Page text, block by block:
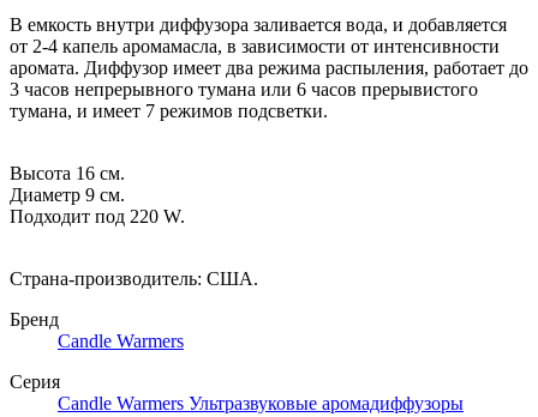
В емкость внутри диффузора заливается вода, и добавляется
от 2-4 капель аромамасла, в зависимости от интенсивности
аромата. Диффузор имеет два режима распыления, работает до
3 часов непрерывного тумана или 6 часов прерывистого
тумана, и имеет 7 режимов подсветки.
Высота 16 см.
Диаметр 9 см.
Подходит под 220 W.
Страна-производитель: США.
Бренд
Candle Warmers
Серия
Candle Warmers Ультразвуковые аромадиффузоры